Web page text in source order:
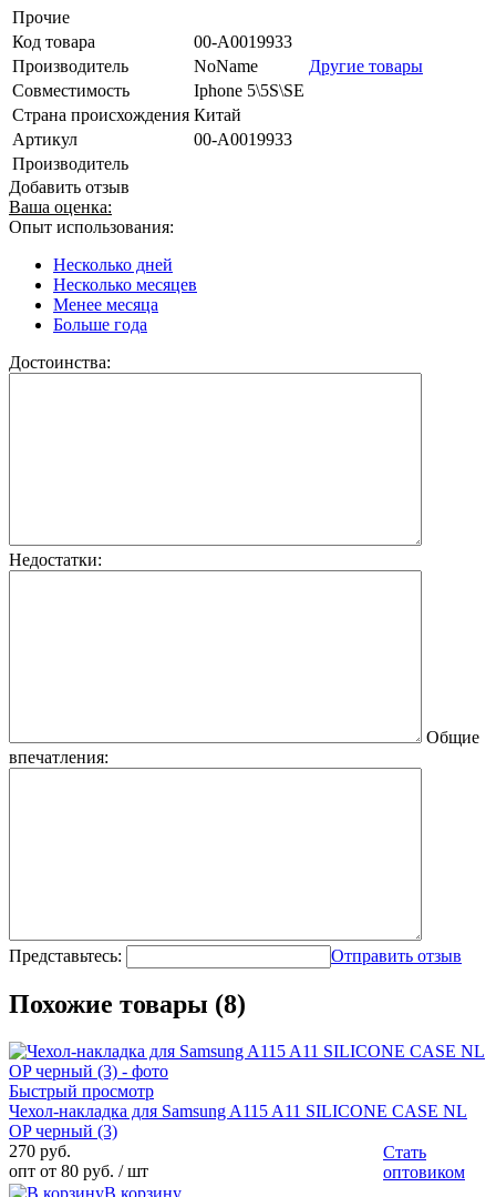
Прочие
Код товара
00-А0019933
Производитель
NoName
Другие товары
Совместимость
Iphone 5\5S\SE
Страна происхождения Китай
Артикул
00-А0019933
Производитель
Добавить отзыв
Ваша оценка:
Опыт использования:
Несколько дней
Несколько месяцев
Менее месяца
Больше года
Достоинства:
Недостатки:
Общие
впечатления:
Представьтесь: Отправить отзыв
Похожие товары (8)
Быстрый просмотр
Чехол-накладка для Samsung A115 A11 SILICONE CASE NL
OP черный (3)
270 руб.
опт от 80 руб. / шт
Стать
оптовиком